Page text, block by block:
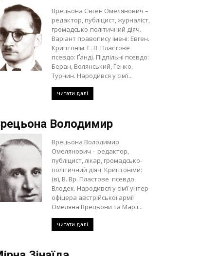
Врецьона Євген Омелянович –
редактор, публіцист, журналіст,
громадсько-політичний діяч.
Варіант правопису імені: Евген.
Криптонім: Е. В. Пластове
псевдо: Ґанді. Підпільні псевдо:
Беран, Волянський, Ґенко,
Турчин. Народився у сім’ї...
читати далі
Володимир
Врецьона Володимир
Омелянович – редактор,
публіцист, лікар, громадсько-
політичний діяч. Криптоніми:
(в), В. Вр. Пластове псевдо:
Влодек. Народився у сім’ї унтер-
офіцера австрійської армії
Омеляна Врецьони та Марії...
читати далі